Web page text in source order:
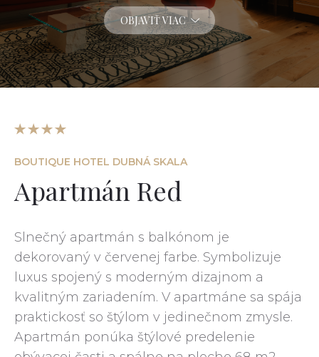
OBJAVIŤ VIAC
BOUTIQUE HOTEL DUBNÁ SKALA
Apartmán Red
Slnečný apartmán s balkónom je
dekorovaný v červenej farbe. Symbolizuje
luxus spojený s moderným dizajnom a
kvalitným zariadením. V apartmáne sa spája
praktickosť so štýlom v jedinečnom zmysle.
Apartmán ponúka štýlové predelenie